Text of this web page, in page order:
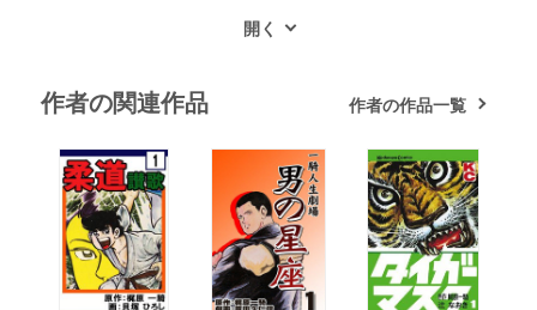
作者の関連作品 作者の作品一覧